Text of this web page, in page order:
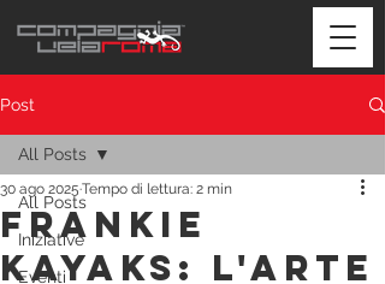
Post
All Posts
Iniziative
Eventi
All Posts
Frankie
Kayaks: L'Arte
30 ago 2025 Tempo di lettura: 2 min